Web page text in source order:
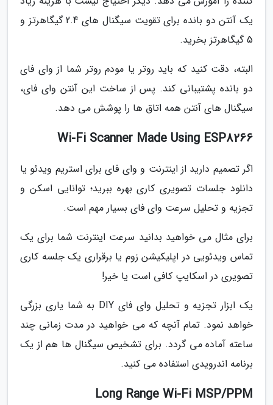
یک آنتن دو بانده برای تقویت سیگنال های 2.4 گیگاهرتز و
5 گیگاهرتز بخرید.
البته، دقت کنید که باید روتر یا مودم روتر شما از وای فای
دو بانده پشتیبانی کند. پس از ساخت این آنتن وای فای،
سیگنال های آنتن همه اتاق ها را پوشش می دهد.
Wi-Fi Scanner Made Using ESP8266
اگر تصمیم دارید از اینترنت و وای فای برای استریم ویدئو یا
دانلود جلسات تصویری کاری بهره ببرید؛ توانایی اسکن و
تجزیه و تحلیل سرعت وای فای بسیار مهم است.
برای مثال می خواهید بدانید سرعت اینترنت شما برای یک
تماس ویدئویی در اپلیکیشن زوم یا برقراری یک جلسه کاری
تصویری در اسکایپ کافی است یا خیر!
یک ابزار تجزیه و تحلیل وای فای DIY به شما یاری بزرگی
خواهد نمود. تمام آنچه که می خواهید در مدت زمانی چند
ساعته آماده می گردد. برای تشخیص سیگنال ها هم از یک
برنامه اندرویدی استفاده می کنید.
Long Range Wi-Fi MSP/PPM